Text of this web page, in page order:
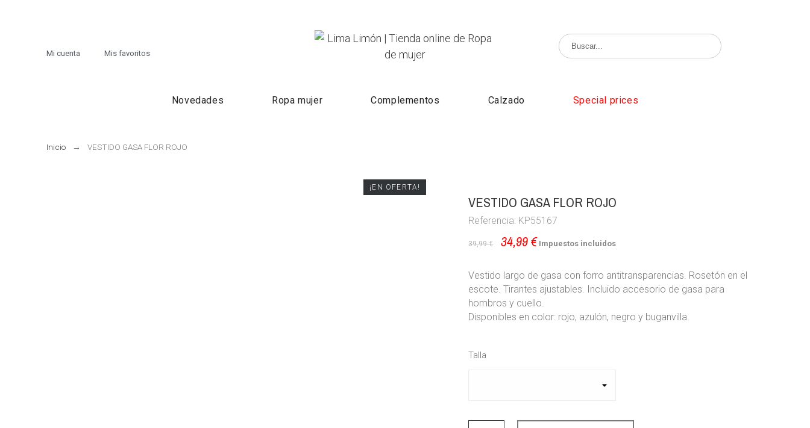
Mi cuenta Mis favoritos
Novedades Ropa mujer Complementos Calzado Special prices
Inicio VESTIDO GASA FLOR ROJO
¡EN OFERTA!
VESTIDO GASA FLOR ROJO
Referencia: KP55167
39,99 € 34,99 € Impuestos incluidos
Vestido largo de gasa con forro antitransparencias. Rosetón en el
escote. Tirantes ajustables. Incluido accesorio de gasa para
hombros y cuello.
Disponibles en color: rojo, azulón, negro y buganvilla.
Talla